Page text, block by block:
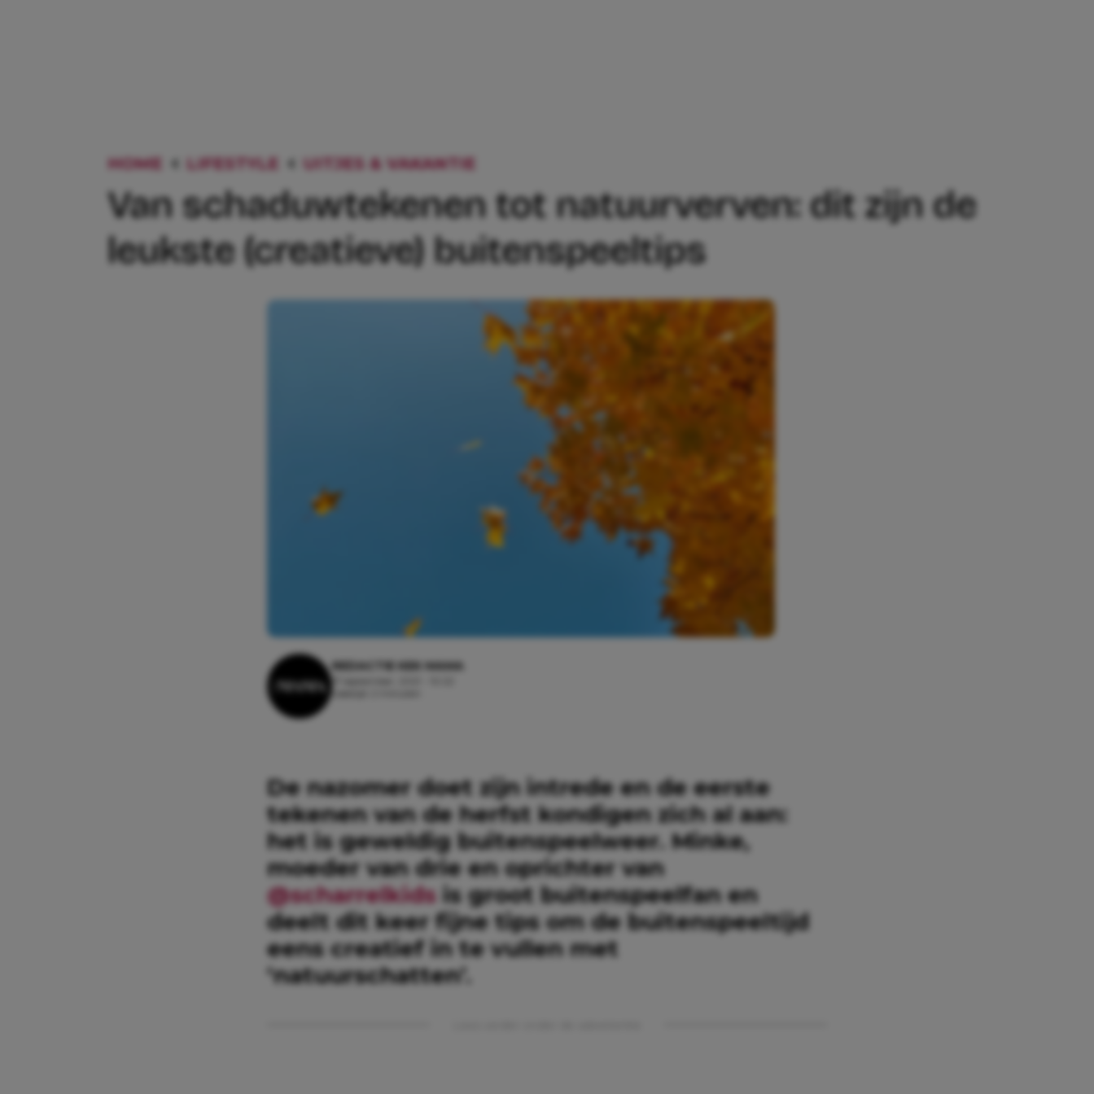
HOME LIFESTYLE UITJES & VAKANTIE
Van schaduwtekenen tot natuurverven: dit zijn de
leukste (creatieve) buitenspeeltips
De nazomer doet zijn intrede en de eerste
tekenen van de herfst kondigen zich al aan:
het is geweldig buitenspeelweer. Minke,
moeder van drie en oprichter van
@scharrelkidsis groot buitenspeelfan en
deelt dit keer fijne tips om de buitenspeeltijd
eens creatief in te vullen met
‘natuurschatten’.